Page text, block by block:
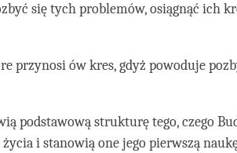
się tych problemów, osiągnąć ich
przynosi ów kres, gdyż powoduje
podstawową strukturę tego, czego
życia i stanowią one jego pierwszą